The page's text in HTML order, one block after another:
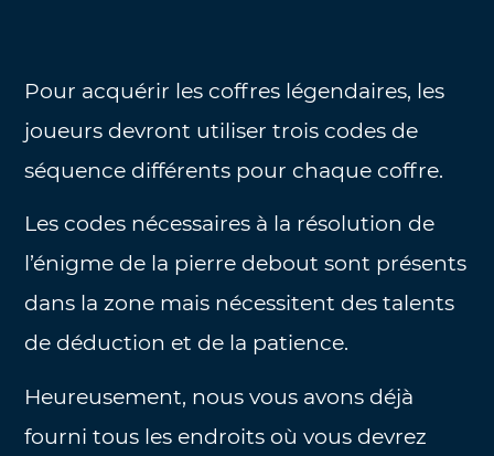
Pour acquérir les coffres légendaires, les
joueurs devront utiliser trois codes de
séquence différents pour chaque coffre.
Les codes nécessaires à la résolution de
l’énigme de la pierre debout sont présents
dans la zone mais nécessitent des talents
de déduction et de la patience.
Heureusement, nous vous avons déjà
fourni tous les endroits où vous devrez